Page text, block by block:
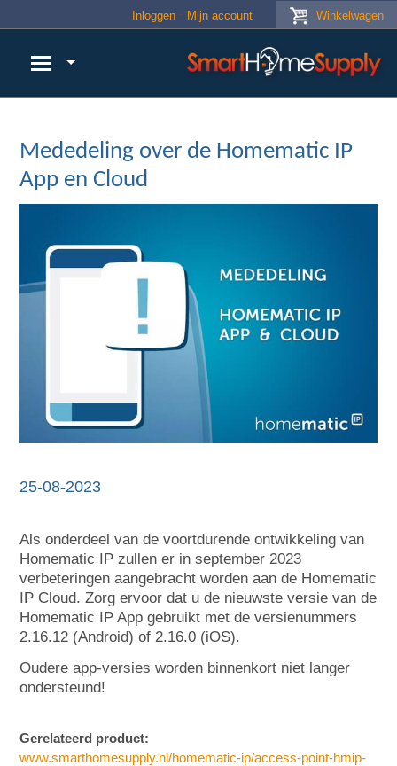
Winkelwagen
Inloggen Mijn account
Mededeling over de Homematic IP
App en Cloud
25-08-2023
Als onderdeel van de voortdurende ontwikkeling van
Homematic IP zullen er in september 2023
verbeteringen aangebracht worden aan de Homematic
IP Cloud. Zorg ervoor dat u de nieuwste versie van de
Homematic IP App gebruikt met de versienummers
2.16.12 (Android) of 2.16.0 (iOS).
Oudere app-versies worden binnenkort niet langer
ondersteund!
Gerelateerd product:
www.smarthomesupply.nl/homematic-ip/access-point-hmip-